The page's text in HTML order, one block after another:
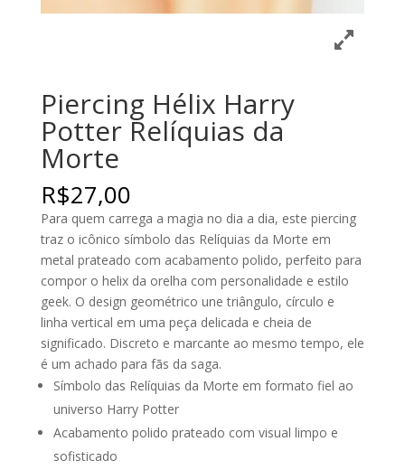
Piercing Hélix Harry
Potter Relíquias da
Morte
R$27,00
Para quem carrega a magia no dia a dia, este piercing
traz o icônico símbolo das Relíquias da Morte em
metal prateado com acabamento polido, perfeito para
compor o helix da orelha com personalidade e estilo
geek. O design geométrico une triângulo, círculo e
linha vertical em uma peça delicada e cheia de
significado. Discreto e marcante ao mesmo tempo, ele
é um achado para fãs da saga.
Símbolo das Relíquias da Morte em formato fiel ao
universo Harry Potter
Acabamento polido prateado com visual limpo e
sofisticado